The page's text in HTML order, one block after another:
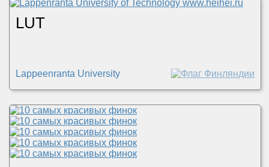
LUT
Lappeenranta University